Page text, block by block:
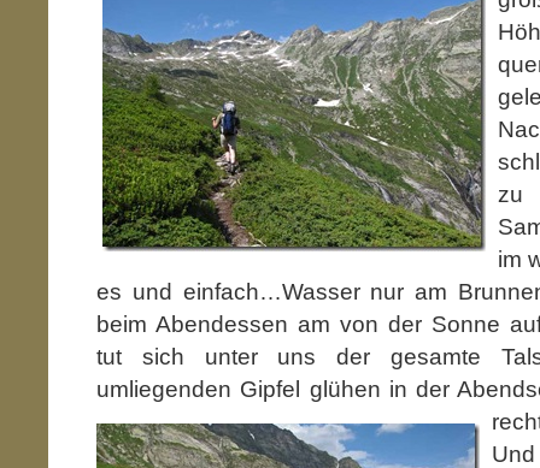
zu
im
es und einfach…Wasser nur am
beim Abendessen am von der Sonne
tut sich unter uns der gesamte
umliegenden Gipfel glühen in der